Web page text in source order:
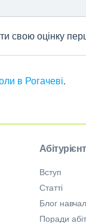
свою оцінку
в Рогачеві.
Вступ
Статті
Блог
Поради